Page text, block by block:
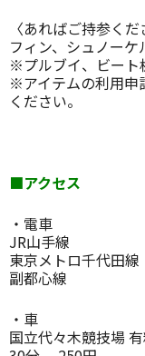
〈あればご持参くだ
フィン、シュノーケ
※プルブイ、ビート
※アイテムの利用申
ください。
■アクセス
・電車
JR山手線 原
東京メトロ千代田
副都心
・車
国立代々木競技場